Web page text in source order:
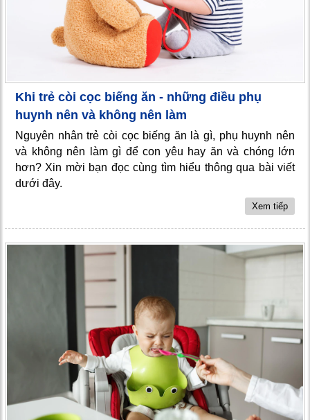
Khi trẻ còi cọc biếng ăn - những điều phụ
huynh nên và không nên làm
Nguyên nhân trẻ còi cọc biếng ăn là gì, phụ huynh nên
và không nên làm gì để con yêu hay ăn và chóng lớn
hơn? Xin mời bạn đọc cùng tìm hiểu thông qua bài viết
dưới đây.
Xem tiếp